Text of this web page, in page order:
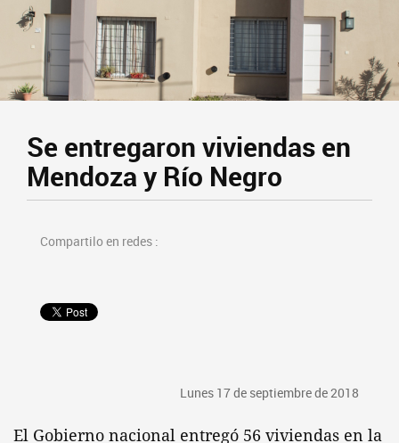
Se entregaron viviendas en
Mendoza y Río Negro
Compartilo en redes :
Lunes 17 de septiembre de 2018
El Gobierno nacional entregó 56 viviendas en la